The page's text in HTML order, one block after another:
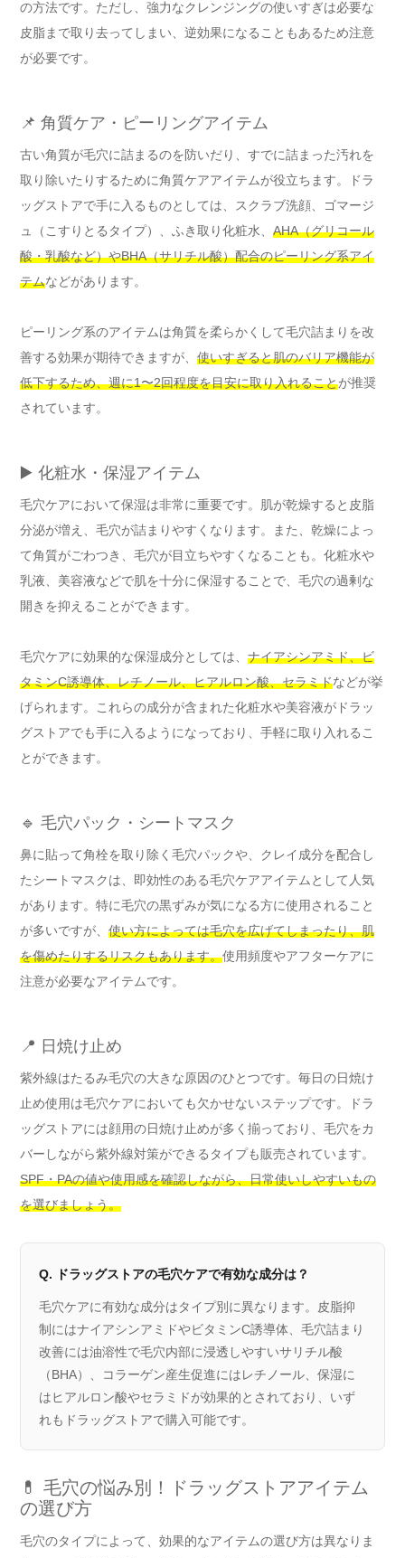
の方法です。ただし、強力なクレンジングの使いすぎは必要な
皮脂まで取り去ってしまい、逆効果になることもあるため注意
が必要です。
📌 角質ケア・ピーリングアイテム
古い角質が毛穴に詰まるのを防いだり、すでに詰まった汚れを
取り除いたりするために角質ケアアイテムが役立ちます。ドラ
ッグストアで手に入るものとしては、スクラブ洗顔、ゴマージ
ュ（こすりとるタイプ）、ふき取り化粧水、 AHA（グリコール
酸・乳酸など）やBHA（サリチル酸）配合のピーリング系アイ
テムなどがあります。
ピーリング系のアイテムは角質を柔らかくして毛穴詰まりを改
善する効果が期待できますが、 使いすぎると肌のバリア機能が
低下するため、週に1〜2回程度を目安に取り入れることが推奨
されています。
▶️ 化粧水・保湿アイテム
毛穴ケアにおいて保湿は非常に重要です。肌が乾燥すると皮脂
分泌が増え、毛穴が詰まりやすくなります。また、乾燥によっ
て角質がごわつき、毛穴が目立ちやすくなることも。化粧水や
乳液、美容液などで肌を十分に保湿することで、毛穴の過剰な
開きを抑えることができます。
毛穴ケアに効果的な保湿成分としては、 ナイアシンアミド、ビ
タミンC誘導体、レチノール、ヒアルロン酸、セラミドなどが挙
げられます。これらの成分が含まれた化粧水や美容液がドラッ
グストアでも手に入るようになっており、手軽に取り入れるこ
とができます。
🔹 毛穴パック・シートマスク
鼻に貼って角栓を取り除く毛穴パックや、クレイ成分を配合し
たシートマスクは、即効性のある毛穴ケアアイテムとして人気
があります。特に毛穴の黒ずみが気になる方に使用されること
が多いですが、 使い方によっては毛穴を広げてしまったり、肌
を傷めたりするリスクもあります。使用頻度やアフターケアに
注意が必要なアイテムです。
📍 日焼け止め
紫外線はたるみ毛穴の大きな原因のひとつです。毎日の日焼け
止め使用は毛穴ケアにおいても欠かせないステップです。ドラ
ッグストアには顔用の日焼け止めが多く揃っており、毛穴をカ
バーしながら紫外線対策ができるタイプも販売されています。
SPF・PAの値や使用感を確認しながら、日常使いしやすいもの
を選びましょう。
Q. ドラッグストアの毛穴ケアで有効な成分は？
毛穴ケアに有効な成分はタイプ別に異なります。皮脂抑
制にはナイアシンアミドやビタミンC誘導体、毛穴詰まり
改善には油溶性で毛穴内部に浸透しやすいサリチル酸
（BHA）、コラーゲン産生促進にはレチノール、保湿に
はヒアルロン酸やセラミドが効果的とされており、いず
れもドラッグストアで購入可能です。
💊 毛穴の悩み別！ドラッグストアアイテム
の選び方
毛穴のタイプによって、効果的なアイテムの選び方は異なりま